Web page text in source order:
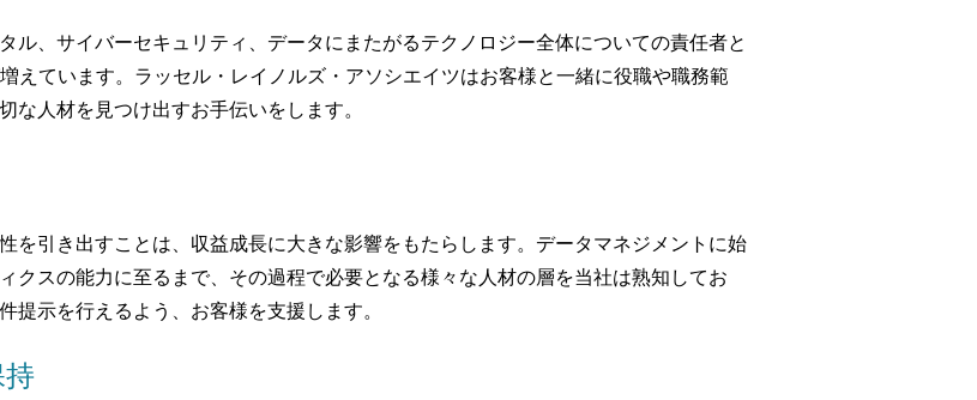
ル、サイバーセキュリティ、データにまたがるテクノロジー全体についての責任者と
えています。ラッセル・レイノルズ・アソシエイツはお客様と一緒に役職や職務範
な人材を見つけ出すお手伝いをします。
を引き出すことは、収益成長に大きな影響をもたらします。データマネジメントに始
クスの能力に至るまで、その過程で必要となる様々な人材の層を当社は熟知してお
提示を行えるよう、お客様を支援します。